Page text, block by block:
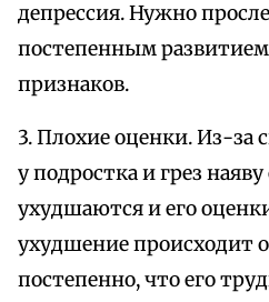
депрессия. Нужно
постепенным
признаков.
3. Плохие оценки. Из-
у подростка и грез
ухудшаются и его
ухудшение происходит
постепенно, что его